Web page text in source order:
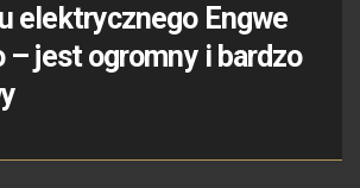
elektrycznego Engwe
– jest ogromny i bardzo